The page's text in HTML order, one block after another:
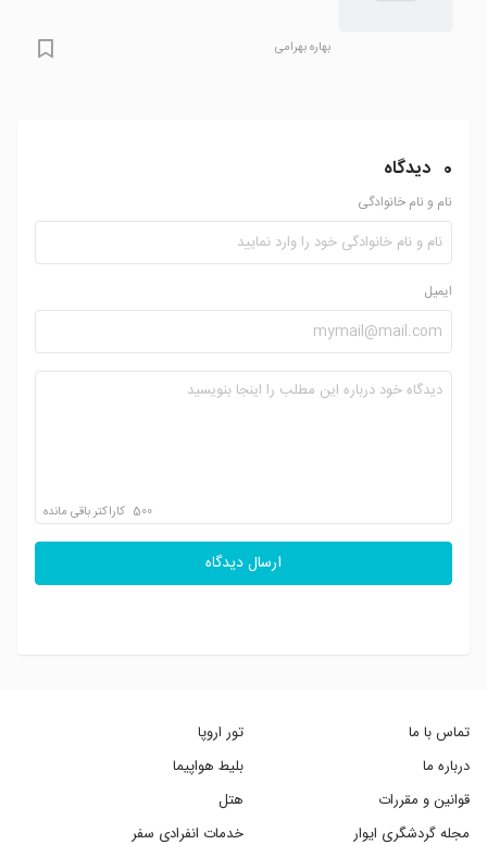
بهاره بهرامی
0 دیدگاه
نام و نام خانوادگی
ایمیل
500 کاراکتر باقی مانده
ارسال دیدگاه
تماس با ما
درباره ما
قوانین و مقررات
مجله گردشگری ایوار
تور اروپا
بلیط هواپیما
هتل
خدمات انفرادی سفر